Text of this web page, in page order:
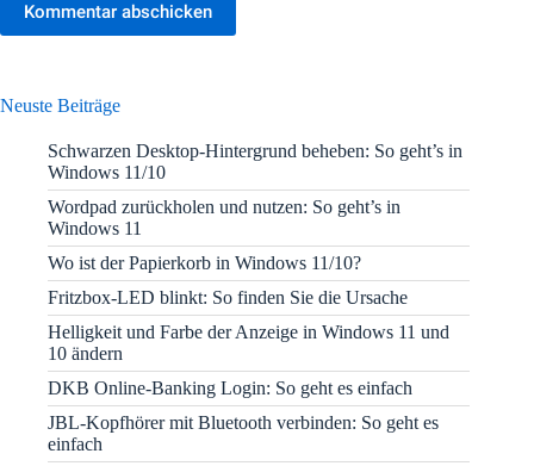
Kommentar abschicken
Neuste Beiträge
Schwarzen Desktop-Hintergrund beheben: So geht’s in
Windows 11/10
Wordpad zurückholen und nutzen: So geht’s in
Windows 11
Wo ist der Papierkorb in Windows 11/10?
Fritzbox-LED blinkt: So finden Sie die Ursache
Helligkeit und Farbe der Anzeige in Windows 11 und
10 ändern
DKB Online-Banking Login: So geht es einfach
JBL-Kopfhörer mit Bluetooth verbinden: So geht es
einfach